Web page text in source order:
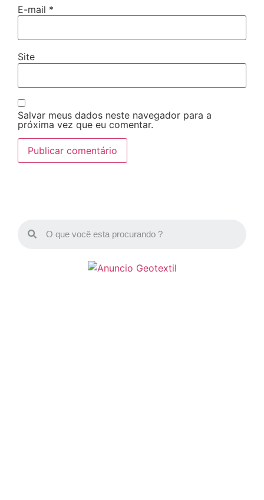
E-mail *
Site
Salvar meus dados neste navegador para a
próxima vez que eu comentar.